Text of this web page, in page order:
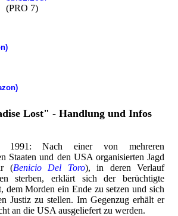
(PRO 7)
Lost" - Handlung und Infos
1991: Nach einer von mehreren
Staaten und den USA organisierten Jagd
(Benicio Del Toro), in deren Verlauf
sterben, erklärt sich der berüchtigte
dem Morden ein Ende zu setzen und sich
Justiz zu stellen. Im Gegenzug erhält er
an die USA ausgeliefert zu werden.